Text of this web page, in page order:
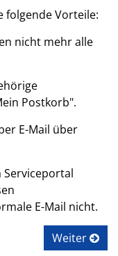
folgende Vorteile:
nicht mehr alle
Postkorb".
E-Mail über
Serviceportal
E-Mail nicht.
Weiter